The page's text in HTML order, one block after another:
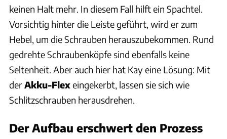
keinen Halt mehr. In diesem Fall hilft ein Spachtel.
Vorsichtig hinter die Leiste geführt, wird er zum
Hebel, um die Schrauben herauszubekommen. Rund
gedrehte Schraubenköpfe sind ebenfalls keine
Seltenheit. Aber auch hier hat Kay eine Lösung: Mit
derAkku-Flexeingekerbt, lassen sie sich wie
Schlitzschrauben herausdrehen.
Der Aufbau erschwert den ProzessPhilipp Heise